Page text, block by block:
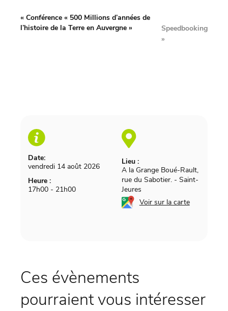
Date:
vendredi 14 août 2026
Heure :
17h00 - 21h00
Lieu :
A la Grange Boué-Rault,
rue du Sabotier. - Saint-
Jeures
Voir sur la carte
« Conférence « 500 Millions d’années de
l’histoire de la Terre en Auvergne »
Speedbooking
»
Ces évènements
pourraient vous intéresser